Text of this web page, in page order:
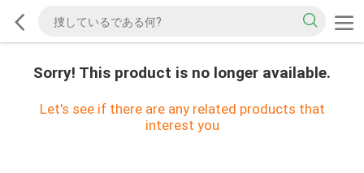
Sorry! This product is no longer available.
Let's see if there are any related products that
interest you